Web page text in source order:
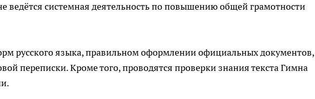
ведётся системная деятельность по повышению общей грамотности
русского языка, правильном оформлении официальных документов,
переписки. Кроме того, проводятся проверки знания текста Гимна